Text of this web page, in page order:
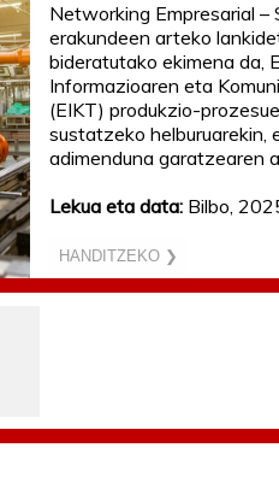
Networking Empresarial –
erakundeen arteko
bideratutako ekimena da,
Informazioaren eta
(EIKT) produkzio-
sustatzeko helburuarekin,
adimenduna garatzearen
Lekua eta data: Bilbo,
HANDITZEKO ❯